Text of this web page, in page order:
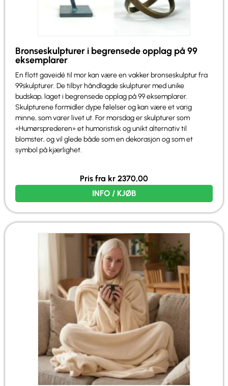
Bronseskulpturer i begrensede opplag på 99
eksemplarer
En flott gaveidé til mor kan være en vakker bronseskulptur fra
99skulpturer. De tilbyr håndlagde skulpturer med unike
budskap, laget i begrensede opplag på 99 eksemplarer.
Skulpturene formidler dype følelser og kan være et varig
minne, som varer livet ut. For morsdag er skulpturer som
«Humørsprederen» et humoristisk og unikt alternativ til
blomster, og vil glede både som en dekorasjon og som et
symbol på kjærlighet.
Pris fra kr 2370,00
INFO / KJØB